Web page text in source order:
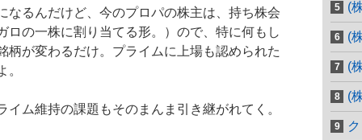
なるんだけど、今のプロパの株主は、持ち株会
ロの一株に割り当てる形。）ので、特に何もし
柄が変わるだけ。プライムに上場も認められた
。
ム維持の課題もそのまんま引き継がれてく。
(
(
(
(